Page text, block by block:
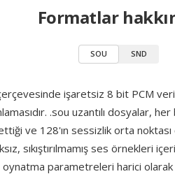
Formatlar
SOU SND
işaretsiz 8 bit PCM
.sou uzantılı dosyalar,
ve 128'ın sessizlik orta
sıkıştırılmamış ses örnekleri
oynatma parametreleri harici